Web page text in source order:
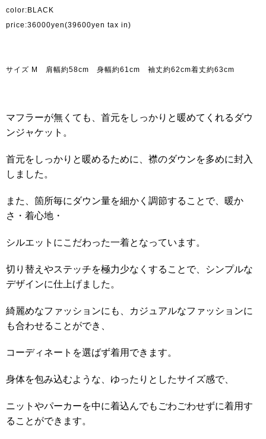
color:BLACK
price:36000yen(39600yen tax in)
サイズ M 肩幅約58cm 身幅約61 cm 袖丈約62cm着丈約63cm
マフラーが無くても、首元をしっかりと暖めてくれるダウ
ンジャケット。
首元をしっかりと暖めるために、襟のダウンを多めに封入
しました。
また、箇所毎にダウン量を細かく調節することで、暖か
さ・着心地・
シルエットにこだわった一着となっています。
切り替えやステッチを極力少なくすることで、シンプルな
デザインに仕上げました。
綺麗めなファッションにも、カジュアルなファッションに
も合わせることができ、
コーディネートを選ばず着用できます。
身体を包み込むような、ゆったりとしたサイズ感で、
ニットやパーカーを中に着込んでもごわごわせずに着用す
ることができます。